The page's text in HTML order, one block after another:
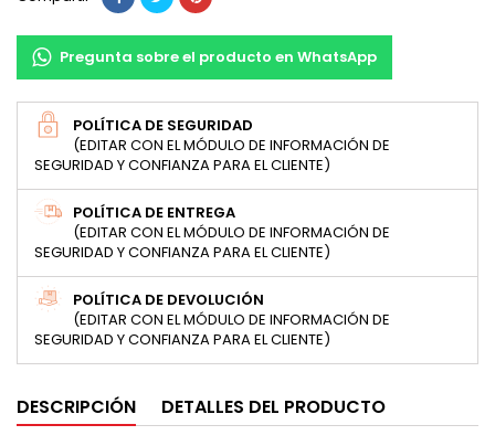
Pregunta sobre el producto en WhatsApp
POLÍTICA DE SEGURIDAD
(EDITAR CON EL MÓDULO DE INFORMACIÓN DE
SEGURIDAD Y CONFIANZA PARA EL CLIENTE)
POLÍTICA DE ENTREGA
(EDITAR CON EL MÓDULO DE INFORMACIÓN DE
SEGURIDAD Y CONFIANZA PARA EL CLIENTE)
POLÍTICA DE DEVOLUCIÓN
(EDITAR CON EL MÓDULO DE INFORMACIÓN DE
SEGURIDAD Y CONFIANZA PARA EL CLIENTE)
DESCRIPCIÓN DETALLES DEL PRODUCTO